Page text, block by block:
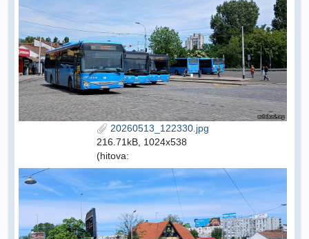
20260513_122330.jpg
216.71kB, 1024x538
(hitova: